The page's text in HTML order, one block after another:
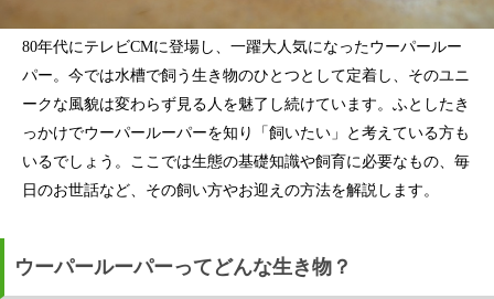
80年代にテレビCMに登場し、一躍大人気になったウーパールー
パー。今では水槽で飼う生き物のひとつとして定着し、そのユニ
ークな風貌は変わらず見る人を魅了し続けています。ふとしたき
っかけでウーパールーパーを知り「飼いたい」と考えている方も
いるでしょう。ここでは生態の基礎知識や飼育に必要なもの、毎
日のお世話など、その飼い方やお迎えの方法を解説します。
ウーパールーパーってどんな生き物？